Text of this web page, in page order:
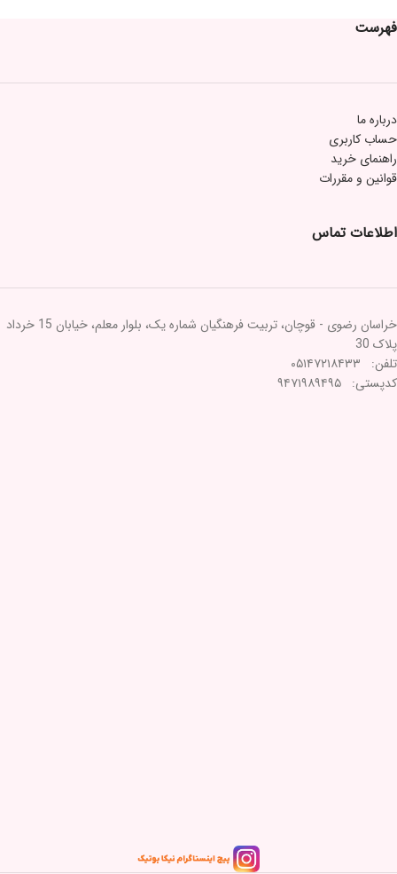
فهرست
درباره ما
حساب کاربری
راهنمای خرید
قوانین و مقررات
اطلاعات تماس
خراسان رضوی - قوچان، تربیت فرهنگیان شماره یک، بلوار معلم، خیابان 15 خرداد
پلاک 30
تلفن: ۰۵۱۴۷۲۱۸۴۳۳
کدپستی: ۹۴۷۱۹۸۹۴۹۵